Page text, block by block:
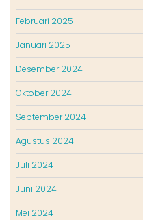
Februari 2025
Januari 2025
Desember 2024
Oktober 2024
September 2024
Agustus 2024
Juli 2024
Juni 2024
Mei 2024